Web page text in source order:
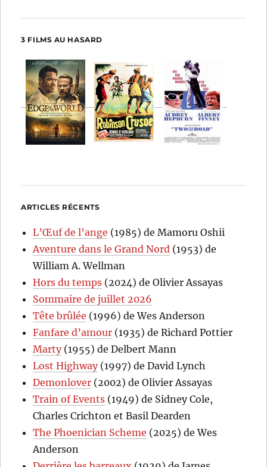
3 FILMS AU HASARD
ARTICLES RÉCENTS
L’Œuf de l’ange (1985) de Mamoru Oshii
Aventure dans le Grand Nord (1953) de
William A. Wellman
Hors du temps (2024) de Olivier Assayas
Sommaire de juillet 2026
Tête brûlée (1996) de Wes Anderson
Fanfare d’amour (1935) de Richard Pottier
Marty(1955) de Delbert Mann
Lost Highway(1997) de David Lynch
Demonlover (2002) de Olivier Assayas
Train of Events (1949) de Sidney Cole,
Charles Crichton et Basil Dearden
The Phoenician Scheme (2025) de Wes
Anderson